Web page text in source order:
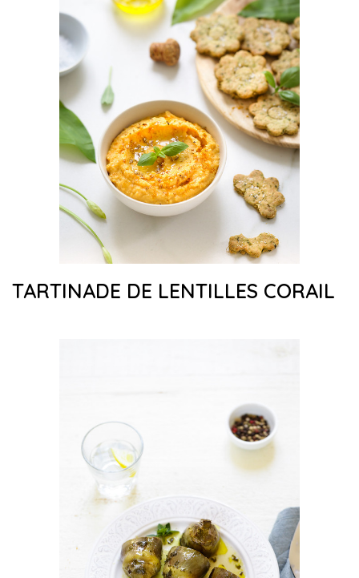
TARTINADE DE LENTILLES CORAIL